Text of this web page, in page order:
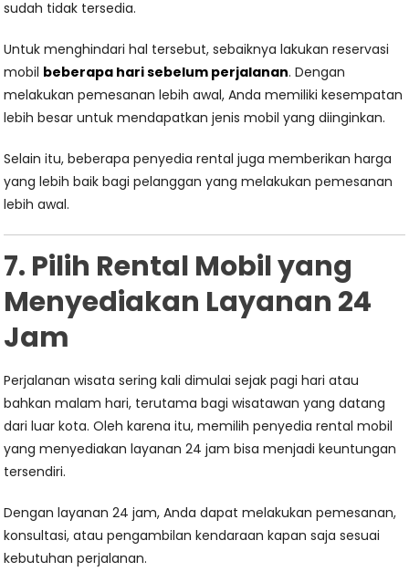
sudah tidak tersedia.
Untuk menghindari hal tersebut, sebaiknya lakukan reservasi
mobil beberapa hari sebelum perjalanan. Dengan
melakukan pemesanan lebih awal, Anda memiliki kesempatan
lebih besar untuk mendapatkan jenis mobil yang diinginkan.
Selain itu, beberapa penyedia rental juga memberikan harga
yang lebih baik bagi pelanggan yang melakukan pemesanan
lebih awal.
7. Pilih Rental Mobil yang
Menyediakan Layanan 24
Jam
Perjalanan wisata sering kali dimulai sejak pagi hari atau
bahkan malam hari, terutama bagi wisatawan yang datang
dari luar kota. Oleh karena itu, memilih penyedia rental mobil
yang menyediakan layanan 24 jam bisa menjadi keuntungan
tersendiri.
Dengan layanan 24 jam, Anda dapat melakukan pemesanan,
konsultasi, atau pengambilan kendaraan kapan saja sesuai
kebutuhan perjalanan.